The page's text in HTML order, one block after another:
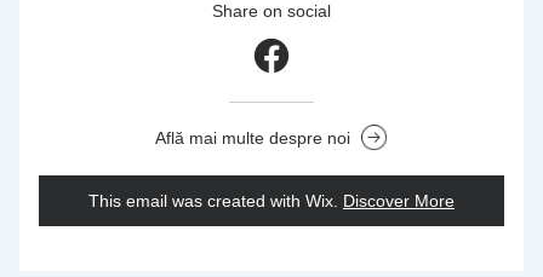
Share on social
Află mai multe despre noi
This email was created with Wix. Discover More